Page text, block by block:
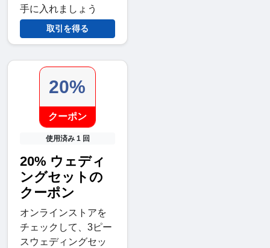
手に入れましょう
取引を得る
20%
クーポン
使用済み 1 回
20% ウェディ
ングセットの
クーポン
オンラインストアを
チェックして、3ピー
スウェディングセッ